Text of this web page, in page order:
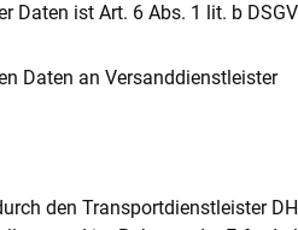
Daten ist Art. 6 Abs. 1 lit. b
Daten an Versanddienstleister
den Transportdienstleister